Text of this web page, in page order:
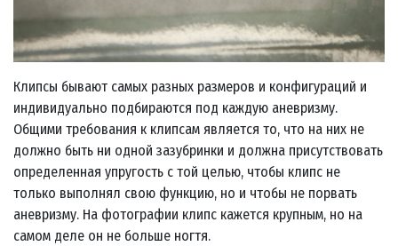
Клипсы бывают самых разных размеров и конфигураций и
индивидуально подбираются под каждую аневризму.
Общими требования к клипсам является то, что на них не
должно быть ни одной зазубринки и должна присутствовать
определенная упругость с той целью, чтобы клипс не
только выполнял свою функцию, но и чтобы не порвать
аневризму. На фотографии клипс кажется крупным, но на
самом деле он не больше ногтя.